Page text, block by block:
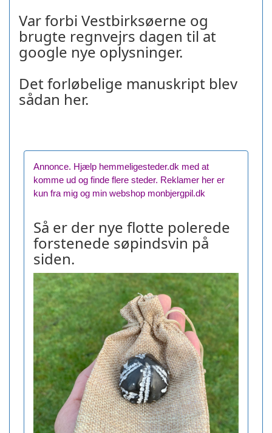
Var forbi Vestbirksøerne og
brugte regnvejrs dagen til at
google nye oplysninger.
Det forløbelige manuskript blev
sådan her.
Annonce. Hjælp hemmeligesteder.dk med at
komme ud og finde flere steder. Reklamer her er
kun fra mig og min webshop monbjergpil.dk
Så er der nye flotte polerede
forstenede søpindsvin på
siden.